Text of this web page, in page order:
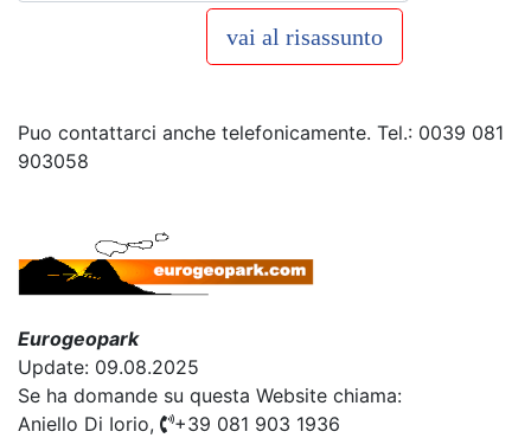
vai al risassunto
Puo contattarci anche telefonicamente. Tel.: 0039 081
903058
Eurogeopark
Update: 09.08.2025
Se ha domande su questa Website chiama:
Aniello Di Iorio,
+39 081 903 1936